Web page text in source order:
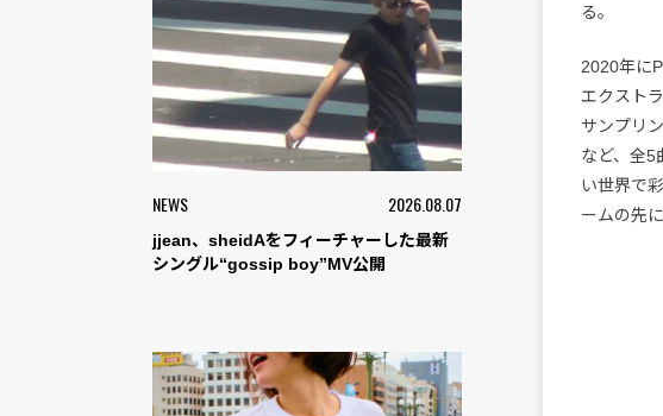
NEWS 2026.08.07
jjean、sheidAをフィーチャーした最新
シングル“gossip boy”MV公開
る。
2020年に
エクスト
サンプリ
など、全5
い世界で
ームの先